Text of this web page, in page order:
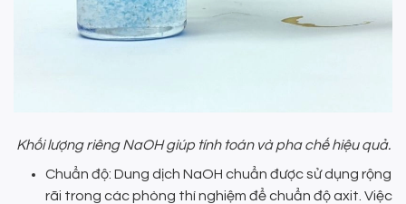
Khối lượng riêng NaOH giúp tính toán và pha chế hiệu quả.
Chuẩn độ: Dung dịch NaOH chuẩn được sử dụng rộng
rãi trong các phòng thí nghiệm để chuẩn độ axit. Việc